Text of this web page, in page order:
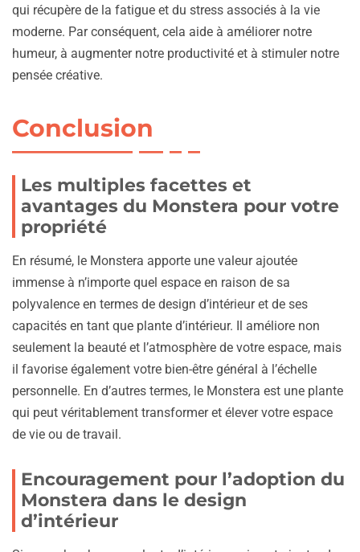
qui récupère de la fatigue et du stress associés à la vie
moderne. Par conséquent, cela aide à améliorer notre
humeur, à augmenter notre productivité et à stimuler notre
pensée créative.
Conclusion
Les multiples facettes et
avantages du Monstera pour votre
propriété
En résumé, le Monstera apporte une valeur ajoutée
immense à n’importe quel espace en raison de sa
polyvalence en termes de design d’intérieur et de ses
capacités en tant que plante d’intérieur. Il améliore non
seulement la beauté et l’atmosphère de votre espace, mais
il favorise également votre bien-être général à l’échelle
personnelle. En d’autres termes, le Monstera est une plante
qui peut véritablement transformer et élever votre espace
de vie ou de travail.
Encouragement pour l’adoption du
Monstera dans le design
d’intérieur